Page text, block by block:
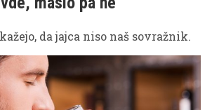
da jajca niso naš sovražnik.